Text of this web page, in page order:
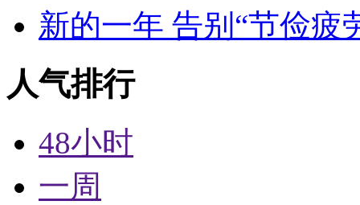
新的一年 告别“节俭疲
人气排行
48小时
一周